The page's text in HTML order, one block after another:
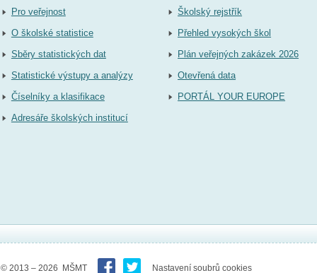
Pro veřejnost
O školské statistice
Sběry statistických dat
Statistické výstupy a analýzy
Číselníky a klasifikace
Adresáře školských institucí
Školský rejstřík
Přehled vysokých škol
Plán veřejných zakázek 2026
Otevřená data
PORTÁL YOUR EUROPE
© 2013 – 2026 MŠMT Nastavení soubrů cookies